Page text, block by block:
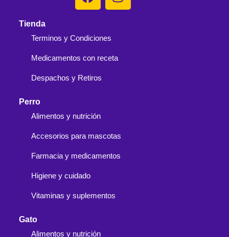
Tienda
Terminos y Condiciones
Medicamentos con receta
Despachos y Retiros
Perro
Alimentos y nutrición
Accesorios para mascotas
Farmacia y medicamentos
Higiene y cuidado
Vitaminas y suplementos
Gato
Alimentos y nutrición